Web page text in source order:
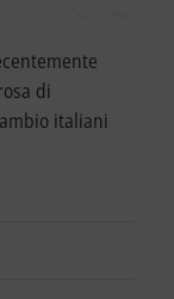
di
italiani